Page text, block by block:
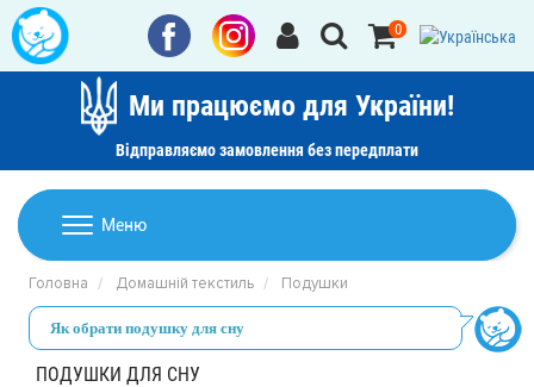
Ми працюємо для України!
Відправляємо замовлення без передплати
0
Меню
Домашній текстиль
Ковдри
Подушки
Постільна білизна
Дитячі товари
Дитячий текстиль
Товари для дому
Головна Домашній текстиль Подушки
Як обрати подушку для сну
ПОДУШКИ ДЛЯ СНУ